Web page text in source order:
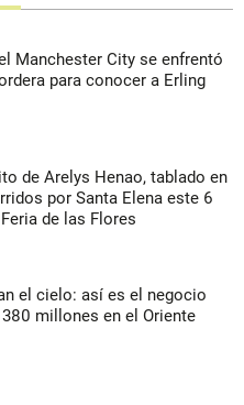
Manchester City se enfrentó
para conocer a Erling
de Arelys Henao, tablado en
por Santa Elena este 6
de las Flores
el cielo: así es el negocio
millones en el Oriente